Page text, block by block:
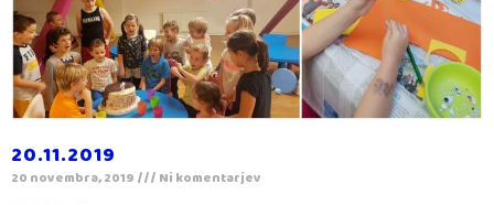
20.11.2019
20 novembra, 2019 Ni komentarjev